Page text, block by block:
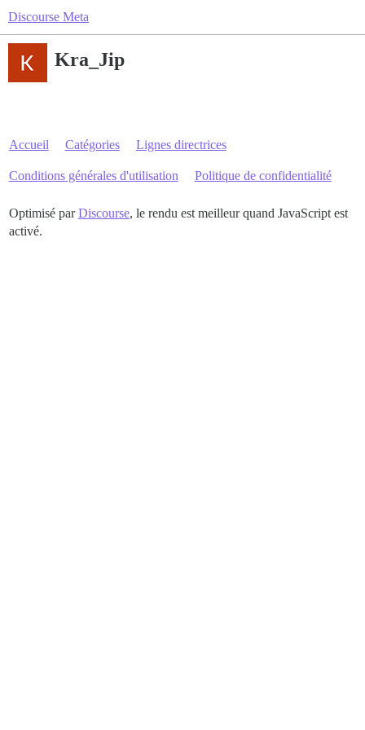
Discourse Meta
Kra_Jip
Accueil Catégories Lignes directrices
Conditions générales d'utilisation Politique de confidentialité
Optimisé parDiscourse, le rendu est meilleur quand JavaScript est
activé.